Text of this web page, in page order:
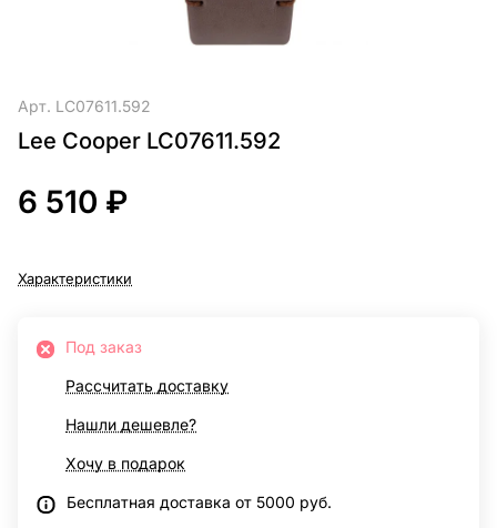
Арт. LC07611.592
Lee Cooper LC07611.592
6 510 ₽
Характеристики
Под заказ
Рассчитать доставку
Нашли дешевле?
Хочу в подарок
Бесплатная доставка от 5000 руб.